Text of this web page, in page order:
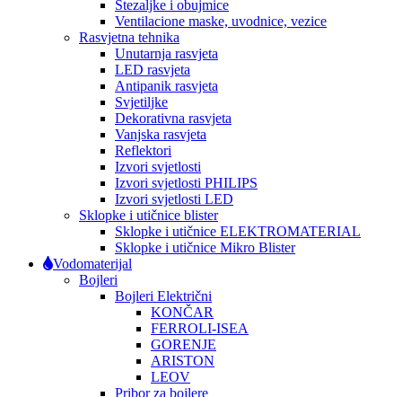
Stezaljke i obujmice
Ventilacione maske, uvodnice, vezice
Rasvjetna tehnika
Unutarnja rasvjeta
LED rasvjeta
Antipanik rasvjeta
Svjetiljke
Dekorativna rasvjeta
Vanjska rasvjeta
Reflektori
Izvori svjetlosti
Izvori svjetlosti PHILIPS
Izvori svjetlosti LED
Sklopke i utičnice blister
Sklopke i utičnice ELEKTROMATERIAL
Sklopke i utičnice Mikro Blister
Vodomaterijal
Bojleri
Bojleri Električni
KONČAR
FERROLI-ISEA
GORENJE
ARISTON
LEOV
Pribor za bojlere